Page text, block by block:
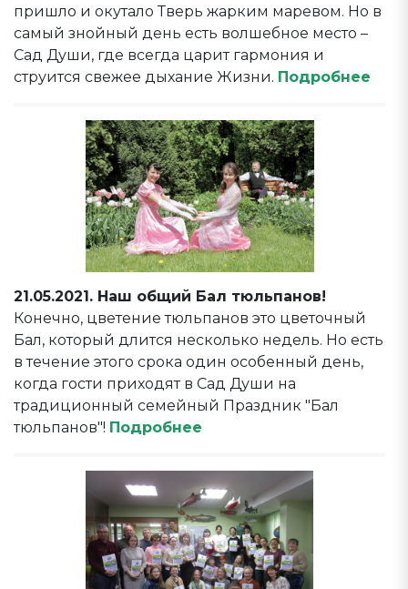
пришло и окутало Тверь жарким маревом. Но в
самый знойный день есть волшебное место –
Сад Души, где всегда царит гармония и
струится свежее дыхание Жизни. Подробнее
21.05.2021. Наш общий Бал тюльпанов!
Конечно, цветение тюльпанов это цветочный
Бал, который длится несколько недель. Но есть
в течение этого срока один особенный день,
когда гости приходят в Сад Души на
традиционный семейный Праздник "Бал
тюльпанов"! Подробнее